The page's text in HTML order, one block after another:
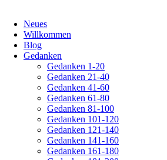
überspringen
Neues
Willkommen
Blog
Gedanken
Gedanken 1-20
Gedanken 21-40
Gedanken 41-60
Gedanken 61-80
Gedanken 81-100
Gedanken 101-120
Gedanken 121-140
Gedanken 141-160
Gedanken 161-180